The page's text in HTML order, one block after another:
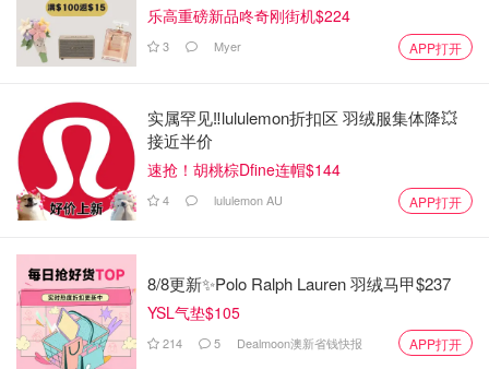
乐高重磅新品咚奇刚街机$224
3 Myer APP打开
实属罕见‼️lululemon折扣区 羽绒服集体降💥
接近半价
速抢！胡桃棕Dfine连帽$144
4 lululemon AU APP打开
8/8更新✨Polo Ralph Lauren 羽绒马甲$237
YSL气垫$105
214 5 Dealmoon澳新省钱快报 APP打开